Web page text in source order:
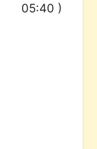
05:40 )